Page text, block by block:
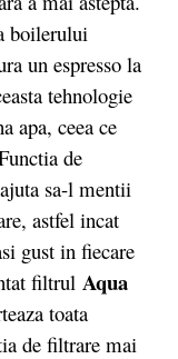
boilerului
un espresso la
tehnologie
apa, ceea ce
de
sa-l mentii
astfel incat
gust in fiecare
filtrul Aqua
toata
de filtrare mai